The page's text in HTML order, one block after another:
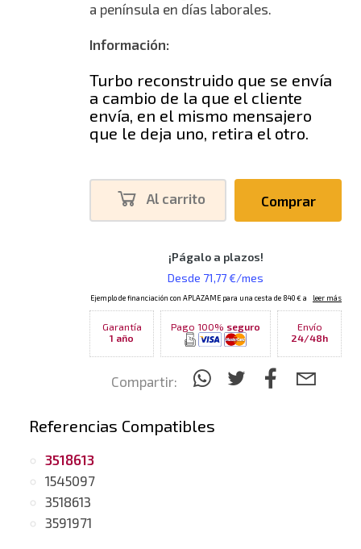
a península en días laborales.
Información:
Turbo reconstruido que se envía
a cambio de la que el cliente
envía, en el mismo mensajero
que le deja uno, retira el otro.
Al carrito Comprar
Garantía
1 año
Pago 100% seguro
Envío
24/48h
Compartir:
Referencias Compatibles
3518613
1545097
3518613
3591971